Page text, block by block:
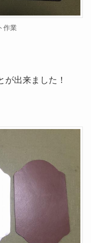
作業
出来ました！